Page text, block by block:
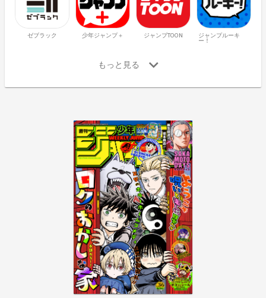
ゼブラック 少年ジャンプ＋ ジャンプTOON
ジャンプルーキ
ー！